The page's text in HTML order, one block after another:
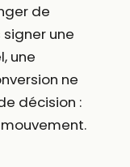
de
une
une
ne
décision :